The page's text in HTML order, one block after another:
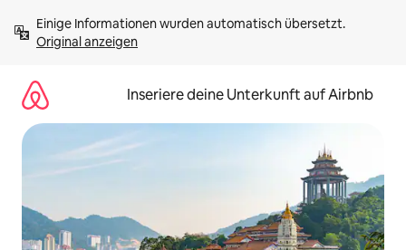
Inhalten
springenOriginal anzeigen
Inseriere deine Unterkunft auf Airbnb